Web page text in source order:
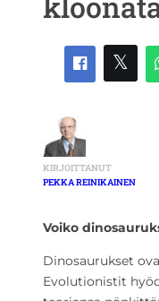
KIRJOITTANUT
PEKKA REINIKAINEN
Voiko
Dinosaurukset
Evolutionistit